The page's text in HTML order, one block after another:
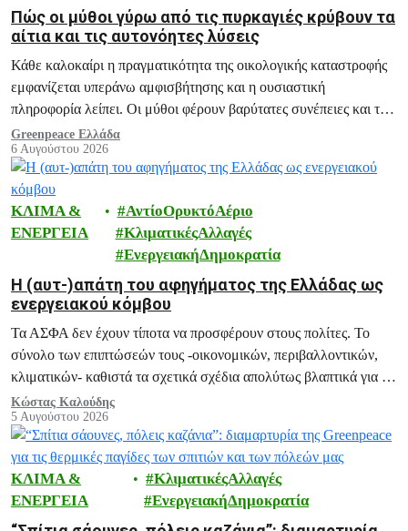
Πώς οι μύθοι γύρω από τις πυρκαγιές κρύβουν τα
αίτια και τις αυτονόητες λύσεις
Κάθε καλοκαίρι η πραγματικότητα της οικολογικής καταστροφής
εμφανίζεται υπεράνω αμφισβήτησης και η ουσιαστική
πληροφορία λείπει. Οι μύθοι φέρουν βαρύτατες συνέπειες και το
ξεδιάλυμά τους αποτελεί ευθύνη μας.
Greenpeace Ελλάδα
6 Αυγούστου 2026
ΚΛΙΜΑ &
ΕΝΕΡΓΕΙΑ
ΑντίοΟρυκτόΑέριο
ΚλιματικέςΑλλαγές
ΕνεργειακήΔημοκρατία
H (αυτ-)απάτη του αφηγήματος της Ελλάδας ως
ενεργειακού κόμβου
Τα ΑΣΦΑ δεν έχουν τίποτα να προσφέρουν στους πολίτες. Το
σύνολο των επιπτώσεών τους -οικονομικών, περιβαλλοντικών,
κλιματικών- καθιστά τα σχετικά σχέδια απολύτως βλαπτικά για το
μέλλον της Ελλάδας.
Κώστας Καλούδης
5 Αυγούστου 2026
ΚΛΙΜΑ &
ΕΝΕΡΓΕΙΑ
ΚλιματικέςΑλλαγές
ΕνεργειακήΔημοκρατία